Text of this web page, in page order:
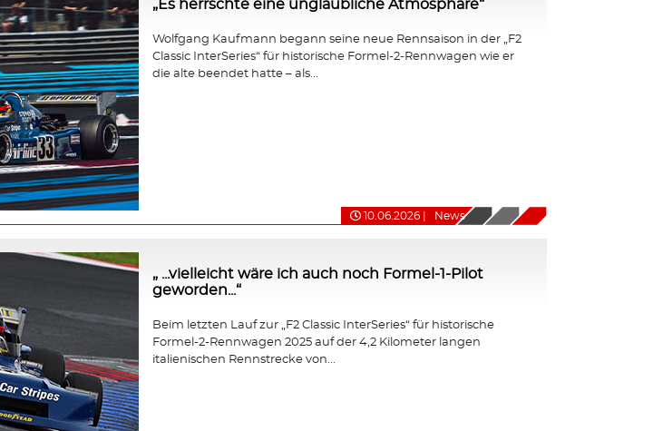
„Es herrschte eine unglaubliche Atmosphäre“
Wolfgang Kaufmann begann seine neue Rennsaison in der „F2
Classic InterSeries“ für historische Formel-2-Rennwagen wie er
die alte beendet hatte – als...
10.06.2026 News
„ ...vielleicht wäre ich auch noch Formel-1-Pilot
geworden...“
Beim letzten Lauf zur „F2 Classic InterSeries“ für historische
Formel-2-Rennwagen 2025 auf der 4,2 Kilometer langen
italienischen Rennstrecke von...